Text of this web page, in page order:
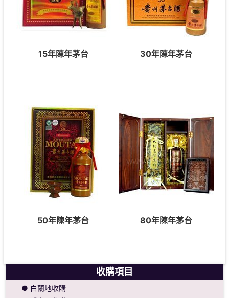
15年陳年茅台 30年陳年茅台
50年陳年茅台 80年陳年茅台
收購項目
● 白蘭地收購